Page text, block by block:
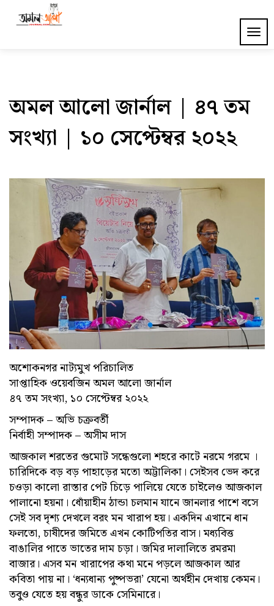
অমল আলো জার্নাল | ৪৭ তম
সংখ্যা | ১০ সেপ্টেম্বর ২০২২
অশোকনগর নাট্যমুখ পরিচালিত
সাপ্তাহিক ওয়েবজিন অমল আলো জার্নাল
৪৭ তম সংখ্যা, ১০ সেপ্টেম্বর ২০২২
সম্পাদক – অভি চক্রবর্তী
নির্বাহী সম্পাদক – অসীম দাস
আজকাল শরতের গুমোট সন্ধেগুলো শহরে কাটে নরমে গরমে ।
চারিদিকে বড় বড় পাহাড়ের মতো অট্টালিকা। সেইসব ভেদ করে
চওড়া কালো রাস্তার পেট চিড়ে পালিয়ে যেতে চাইলেও আজকাল
পালানো হয়না। ধোঁয়াহীন ঠান্ডা চলমান যানে জানলার পাশে বসে
সেই সব দৃশ্য দেখলে বরং মন খারাপ হয়। একদিন এখানে ধান
ফলতো, চাষীদের জমিতে এখন কোটিপতির বাস। মধ্যবিত্ত
বাঙালির পাতে ভাতের দাম চড়া। জমির দালালিতে রমরমা
বাজার। এসব মন খারাপের কথা মনে পড়লে আজকাল আর
কবিতা পায় না। ‘ধন্যধান্য পুষ্পভরা’ যেনো অর্থহীন দেখায় কেমন।
তবুও যেতে হয় বন্ধুর ডাকে সেমিনারে।